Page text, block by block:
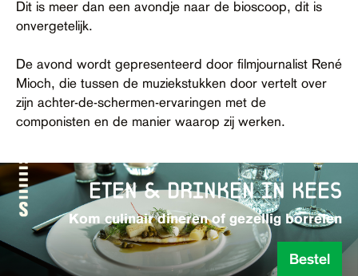
Dit is meer dan een avondje naar de bioscoop, dit is
onvergetelijk.
De avond wordt gepresenteerd door filmjournalist René
Mioch, die tussen de muziekstukken door vertelt over
zijn achter-de-schermen-ervaringen met de
componisten en de manier waarop zij werken.
eten & drinken in kees
Kom culinair dineren of gezellig borrelen
Bestel